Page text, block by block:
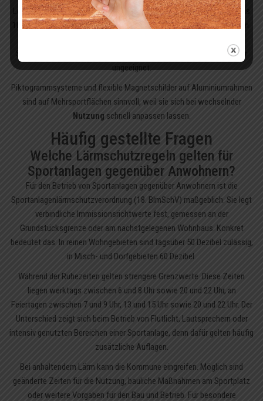
Lebensdauer von 10 bis 15 Jahren besonders gut. Dibond liegt bei 7 bis
10 Jahren, verzinktes und pulverbeschichtetes Blech bei 6 bis 8 Jahren.
Saisons spröde und ist für die Dauermontage im Außenbereich daher
ungeeignet.
Piktogrammsysteme und flexible Magnetschilder auf Aluminiumrahmen
sind auf Mehrsportflächen sinnvoll, weil sie sich bei wechselnder
Nutzung schnell anpassen lassen.
Häufig gestellte Fragen
Welche Lärmschutzregeln gelten für
Sportanlagen gegenüber Anwohnern?
Für den Betrieb von Sportanlagen gegenüber Anwohnern ist die
Sportanlagenlärmschutzverordnung (18. BImSchV) maßgeblich. Sie legt
verbindliche Immissionsrichtwerte fest, gemessen an der
Grundstücksgrenze oder am nächstgelegenen Wohnhaus. Konkret
bedeutet das: In reinen Wohngebieten sind tagsüber 50 Dezibel zulässig,
in Misch- und Dorfgebieten 60 Dezibel.
Während der Ruhezeiten gelten strengere Grenzwerte. Diese Zeiten
liegen werktags zwischen 6 und 8 Uhr sowie 20 und 22 Uhr, an
Feiertagen zwischen 7 und 9 Uhr, 13 und 15 Uhr sowie 20 und 22 Uhr. Der
Unterschied zeigt sich beim Betrieb von Flutlicht, Lautsprechern oder
intensiv genutzten Bereichen einer Sportanlage, denn dafür gelten häufig
zusätzliche Auflagen.
Bei anhaltendem Lärm kann die Kommune eingreifen. Möglich sind
geänderte Zeiten für die Nutzung, bauliche Maßnahmen am Sportplatz
oder weitere Vorgaben für den Bau und Betrieb. Für besondere